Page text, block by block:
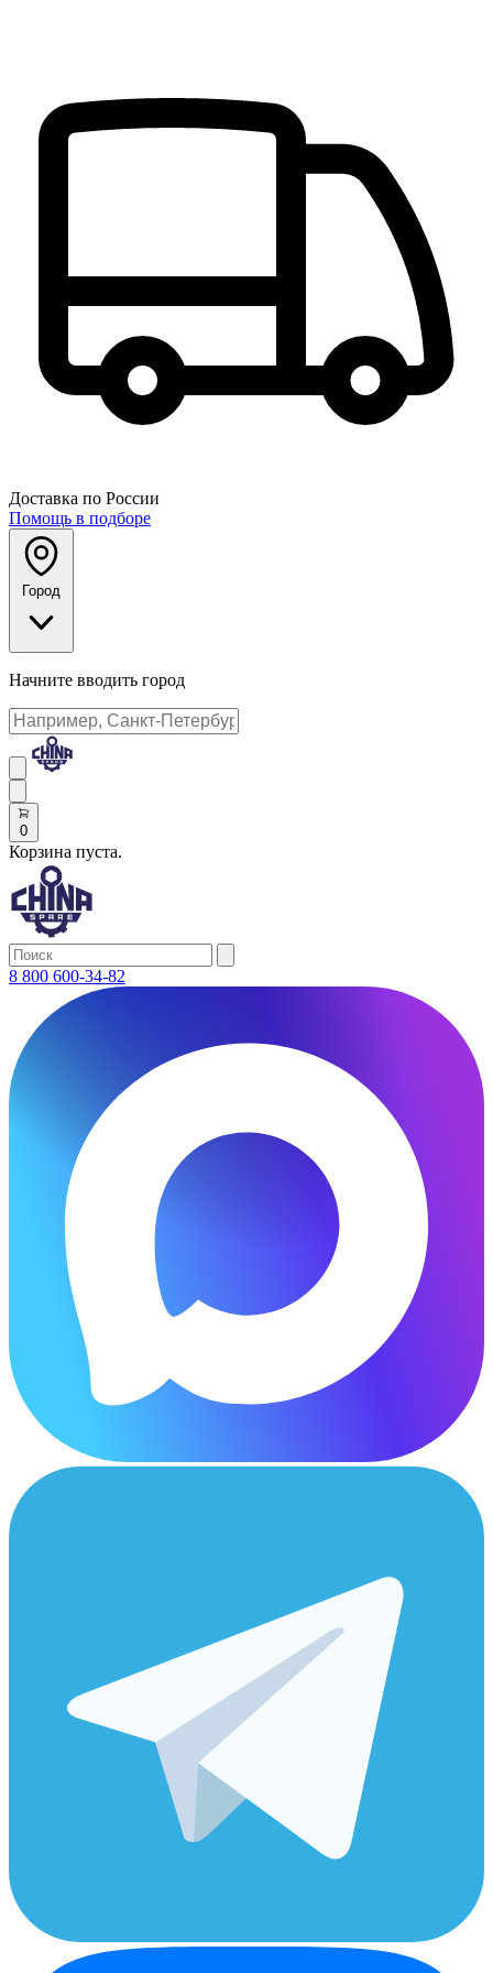
Доставка по России
Помощь в подборе
Город
Начните вводить город
0
Корзина пуста.
8 800 600-34-82